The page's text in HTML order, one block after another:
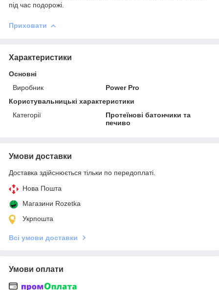
під час подорожі.
Приховати
Характеристики
Основні
Виробник
Power Pro
Користувальницькі характеристики
Категорії
Протеїнові батончики та
печиво
Умови доставки
Доставка здійснюється тільки по передоплаті.
Нова Пошта
Магазини Rozetka
Укрпошта
Всі умови доставки
Умови оплати